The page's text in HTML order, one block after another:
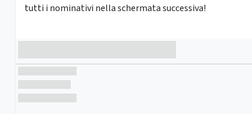
tutti i nominativi nella schermata successiva!